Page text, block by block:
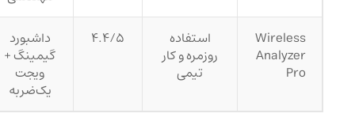
Wireless
Analyzer
Pro
استفاده
روزمره و کار
تیمی
۴.۴/۵ داشبورد
گیمینگ +
ویجت
یک‌ضربه